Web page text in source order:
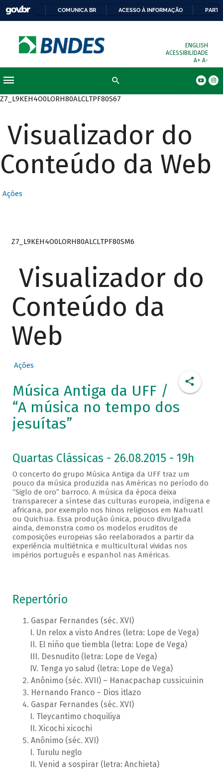
COMUNICA BR ACESSO À INFORMAÇÃO
ENGLISH
ACESSIBILIDADE
A+ A-
Z7_L9KEH4O0LORH80ALCLTPF80S67
Visualizador do
Conteúdo da Web
Ações
Z7_L9KEH4O0LORH80ALCLTPF80SM6
Visualizador do
Conteúdo da
Web
Ações
Música Antiga da UFF /
“A música no tempo dos
jesuítas”
Quartas Clássicas - 26.08.2015 - 19h
O concerto do grupo Música Antiga da UFF traz um
pouco da música produzida nas Américas no período do
“Siglo de oro” barroco. A música da época deixa
transparecer a síntese das culturas europeia, indígena e
africana, por exemplo nos hinos religiosos em Nahuatl
ou Quichua. Essa produção única, pouco divulgada
ainda, demonstra como os modelos eruditos de
composições europeias são reelaborados a partir da
experiência multiétnica e multicultural vividas nos
impérios português e espanhol nas Américas.
Repertório
Gaspar Fernandes (séc. XVI)
Un relox a visto Andres (letra: Lope de Vega)
El niño que tiembla (letra: Lope de Vega)
Desnudito (letra: Lope de Vega)
Tenga yo salud (letra: Lope de Vega)
Anônimo (séc. XVII) – Hanacpachap cussicuinin
Hernando Franco – Dios itlazo
Gaspar Fernandes (séc. XVI)
Tleycantimo choquiliya
Xicochi xicochi
Anônimo (séc. XVI)
Turulu neglo
Venid a sospirar (letra: Anchieta)